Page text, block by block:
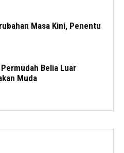
Masa Kini, Penentu
Belia Luar
Muda